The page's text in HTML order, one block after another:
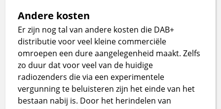
Andere kosten
Er zijn nog tal van andere kosten die DAB+
distributie voor veel kleine commerciële
omroepen een dure aangelegenheid maakt. Zelfs
zo duur dat voor veel van de huidige
radiozenders die via een experimentele
vergunning te beluisteren zijn het einde van het
bestaan nabij is. Door het herindelen van